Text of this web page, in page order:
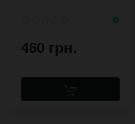
460 грн.